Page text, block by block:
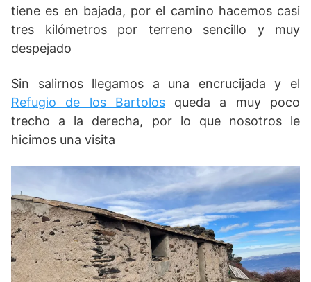
tiene es en bajada, por el camino hacemos casi
tres kilómetros por terreno sencillo y muy
despejado
Sin salirnos llegamos a una encrucijada y el
Refugio de los Bartolosqueda a muy poco
trecho a la derecha, por lo que nosotros le
hicimos una visita